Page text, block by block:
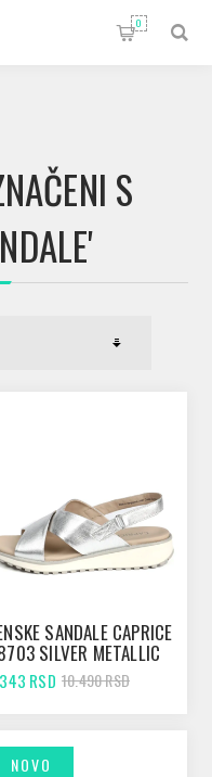
0
S
SANDALE CAPRICE
SILVER METALLIC
RSD 10.490 RSD
NOVO